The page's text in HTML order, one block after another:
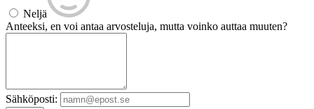
Neljä
Anteeksi, en voi antaa arvosteluja, mutta voinko auttaa muuten?
Sähköposti: